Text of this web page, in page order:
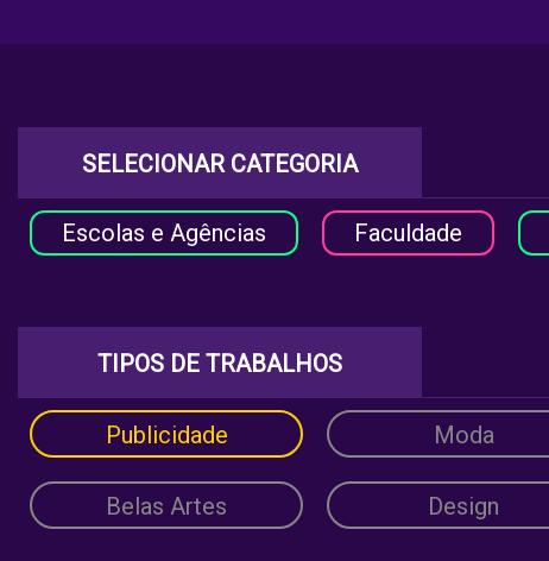
SELECIONAR CATEGORIA
Escolas e Agências Faculdade
TIPOS DE TRABALHOS
Publicidade Moda
Belas Artes Design